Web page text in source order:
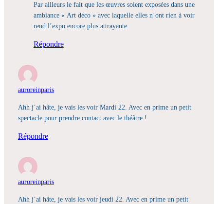
Par ailleurs le fait que les œuvres soient exposées dans une
ambiance « Art déco » avec laquelle elles n’ont rien à voir
rend l’expo encore plus attrayante.
Répondre
auroreinparis
Ahh j’ai hâte, je vais les voir Mardi 22. Avec en prime un petit
spectacle pour prendre contact avec le théâtre !
Répondre
auroreinparis
Ahh j’ai hâte, je vais les voir jeudi 22. Avec en prime un petit